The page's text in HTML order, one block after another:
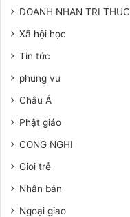
DOANH NHAN TRI THUC
Xã hội học
Tin tức
phung vu
Châu Á
Phật giáo
CONG NGHI
Gioi trẻ
Nhân bản
Ngoại giao